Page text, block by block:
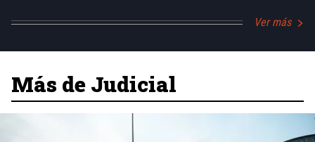
Ver más
Más de Judicial